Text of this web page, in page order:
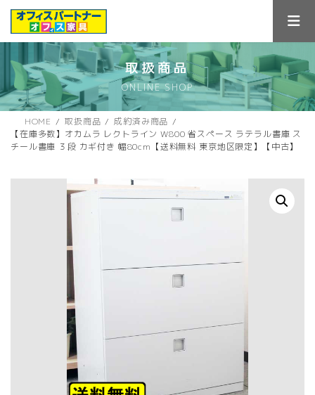
ス
キ
ン
に
取扱商品
ONLINE SHOP
HOME 取扱商品
成約済み商品
【在庫多数】オカムラ レクトライン W800 省スペース ラテラル書庫 ス
チール書庫 ３段 カギ付き 幅80cm【送料無料 東京地区限定】【中古】